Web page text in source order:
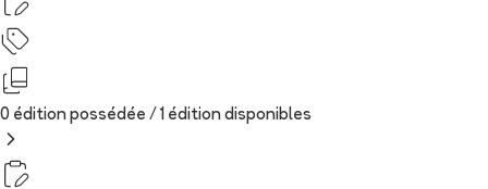
0 édition possédée / 1 édition disponibles